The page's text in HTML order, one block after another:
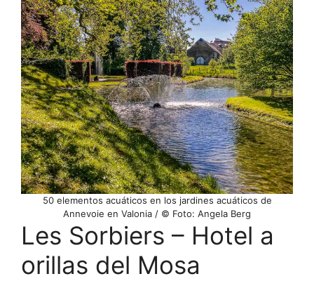
50 elementos acuáticos en los jardines acuáticos de
Annevoie en Valonia / © Foto: Angela Berg
Les Sorbiers – Hotel a
orillas del Mosa